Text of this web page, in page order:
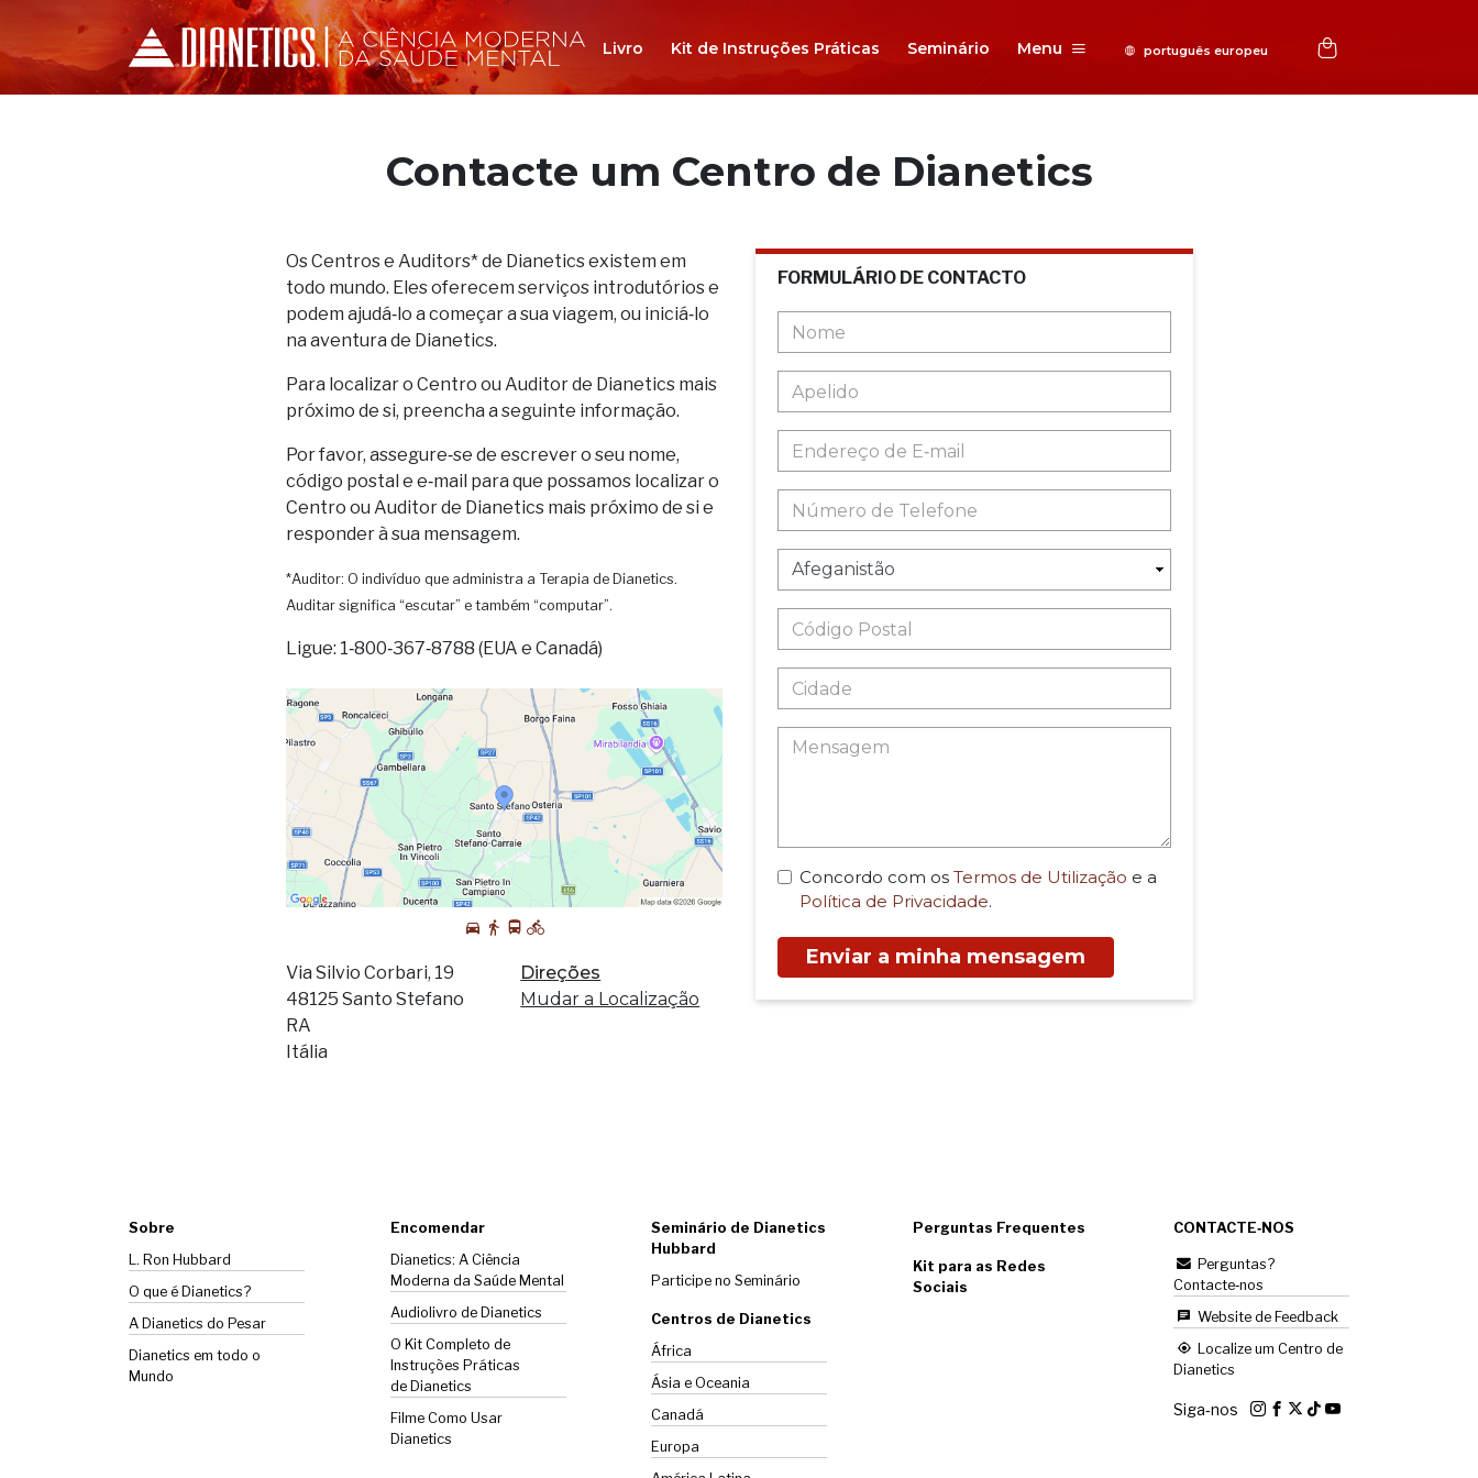
Livro Kit de Instruções Práticas Seminário Menu
Contacte um Centro de Dianetics
Os Centros e Auditors* de Dianetics existem em
todo mundo. Eles oferecem serviços introdutórios e
podem ajudá‑lo a começar a sua viagem, ou iniciá‑lo
na aventura de Dianetics.
Para localizar o Centro ou Auditor de Dianetics mais
próximo de si, preencha a seguinte informação.
Por favor, assegure‑se de escrever o seu nome,
código postal e e‑mail para que possamos localizar o
Centro ou Auditor de Dianetics mais próximo de si e
responder à sua mensagem.
*Auditor: O indivíduo que administra a Terapia de Dianetics.
Auditar significa “escutar” e também “computar”.
Ligue: 1‑800‑367‑8788 (EUA e Canadá)
Via Silvio Corbari, 19
48125 Santo Stefano
RA
Itália
Direções
Mudar a Localização
FORMULÁRIO DE CONTACTO
Concordo com os Termos de Utilização e a
Política de Privacidade.
Enviar a minha mensagem
Sobre
L. Ron Hubbard
O que é Dianetics?
A Dianetics do Pesar
Dianetics em todo o
Mundo
Encomendar
Dianetics: A Ciência
Moderna da Saúde Mental
Audiolivro de Dianetics
O Kit Completo de
Instruções Práticas
de Dianetics
Filme Como Usar
Dianetics
Seminário de Dianetics
Hubbard
Participe no Seminário
Centros de Dianetics
África
Ásia e Oceania
Canadá
Europa
Perguntas Frequentes
Kit para as Redes
Sociais
CONTACTE‑NOS
Perguntas?
Contacte‑nos
Website de Feedback
Localize um Centro de
Dianetics
Siga‑nos